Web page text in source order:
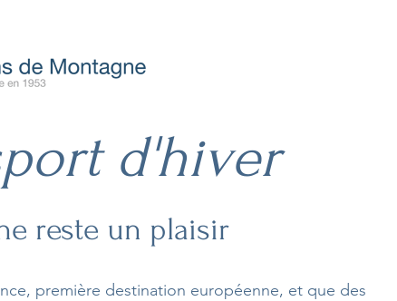
d'hiver
reste un plaisir
première destination européenne, et que des